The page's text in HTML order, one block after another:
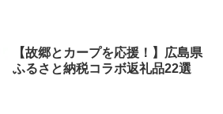
【故郷とカープを応援！】広島県
ふるさと納税コラボ返礼品22選